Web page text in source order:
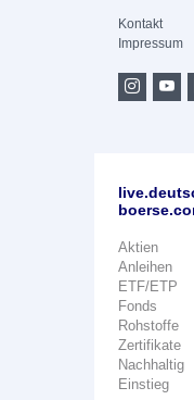
Kontakt
Impressum
Aktien
Anleihen
ETF/ETP
Fonds
Rohstoffe
Zertifikate
Nachhaltig
Einstieg